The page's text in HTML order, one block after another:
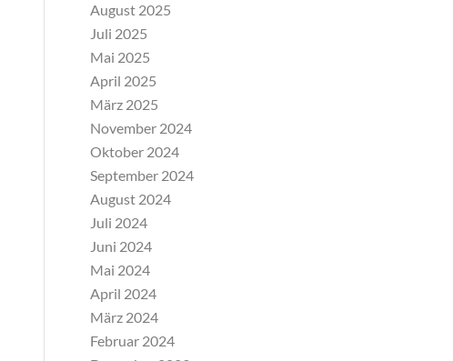
August 2025
Juli 2025
Mai 2025
April 2025
März 2025
November 2024
Oktober 2024
September 2024
August 2024
Juli 2024
Juni 2024
Mai 2024
April 2024
März 2024
Februar 2024